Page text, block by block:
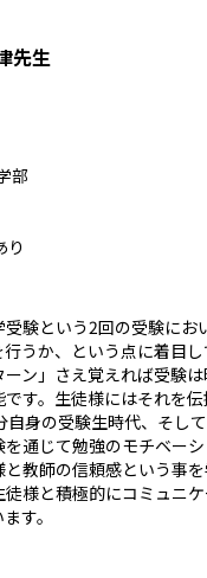
先生
部
り
験という2回の受験にお
うか、という点に着目
ン」さえ覚えれば受験
す。生徒様にはそれを
自身の受験生時代、そし
通じて勉強のモチベー
教師の信頼感という事を
様と積極的にコミュニ
す。